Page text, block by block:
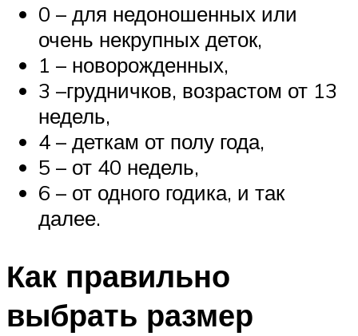
0 – для недоношенных или
очень некрупных деток,
1 – новорожденных,
3 –грудничков, возрастом от 13
недель,
4 – деткам от полу года,
5 – от 40 недель,
6 – от одного годика, и так
далее.
Как правильно
выбрать размер